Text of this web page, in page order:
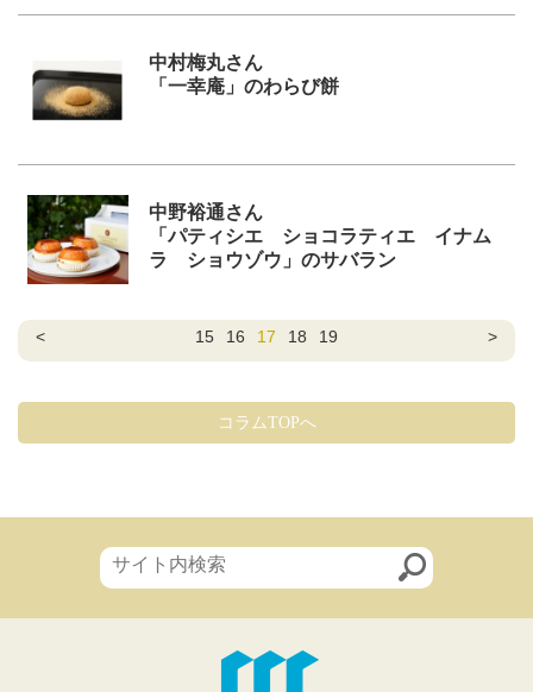
中村梅丸さん
「一幸庵」のわらび餅
中野裕通さん
「パティシエ ショコラティエ イナム
ラ ショウゾウ」のサバラン
< 15 16 17 18 19 >
コラムTOPへ